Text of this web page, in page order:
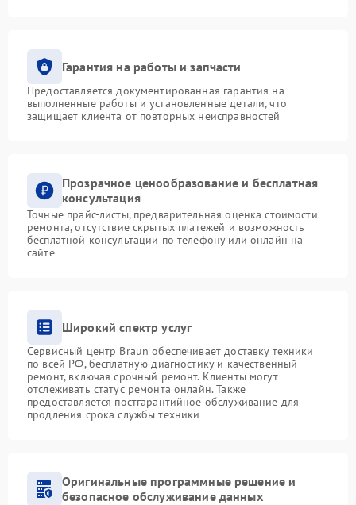
Гарантия на работы и запчасти
Предоставляется документированная гарантия на
выполненные работы и установленные детали, что
защищает клиента от повторных неисправностей
Прозрачное ценообразование и бесплатная
консультация
Точные прайс-листы, предварительная оценка стоимости
ремонта, отсутствие скрытых платежей и возможность
бесплатной консультации по телефону или онлайн на
сайте
Широкий спектр услуг
Сервисный центр Braun обеспечивает доставку техники
по всей РФ, бесплатную диагностику и качественный
ремонт, включая срочный ремонт. Клиенты могут
отслеживать статус ремонта онлайн. Также
предоставляется постгарантийное обслуживание для
продления срока службы техники
Оригинальные программные решение и
безопасное обслуживание данных